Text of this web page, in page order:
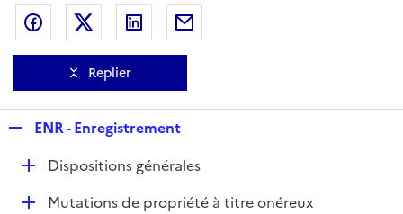
Partager sur Facebook
Partager sur Twitter
Partager sur LinkedIn
Replier
p
l
ENR - Enregistrement
DDispositions générales
DMutations de propriété à titre onéreux